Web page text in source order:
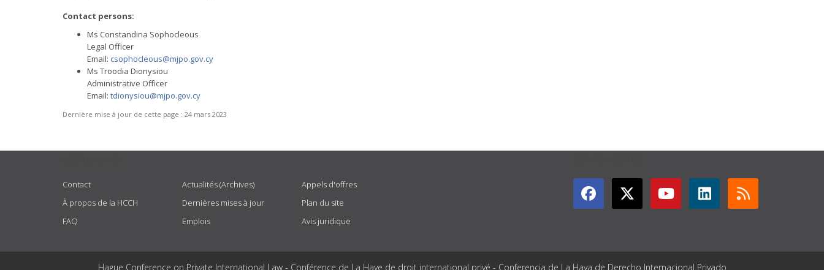
Contact persons:
Ms Constandina Sophocleous
Legal Officer
Email: csophocleous@mjpo.gov.cy
Ms Troodia Dionysiou
Administrative Officer
Email: tdionysiou@mjpo.gov.cy
Dernière mise à jour de cette page : 24 mars 2023
Contact
À propos de la HCCH
FAQ
Actualités (Archives)
Dernières mises à jour
Emplois
Appels d'offres
Plan du site
Avis juridique
Hague Conference on Private International Law - Conférence de La Haye de droit international privé - Conferencia de La Haya de Derecho Internacional Privado